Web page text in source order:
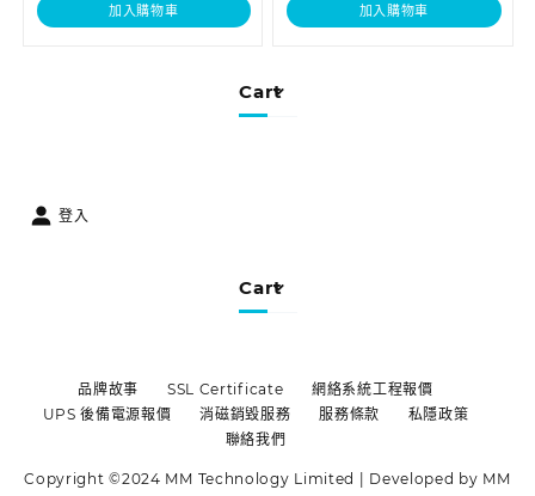
Cart
加入購物車 加入購物車
登入
Cart
品牌故事 SSL Certificate
網絡系統工程報價
UPS 後備電源報價
消磁銷毀服務 服務條款
私隱政策
聯絡我們
Copyright ©2024 MM Technology Limited | Developed by MM